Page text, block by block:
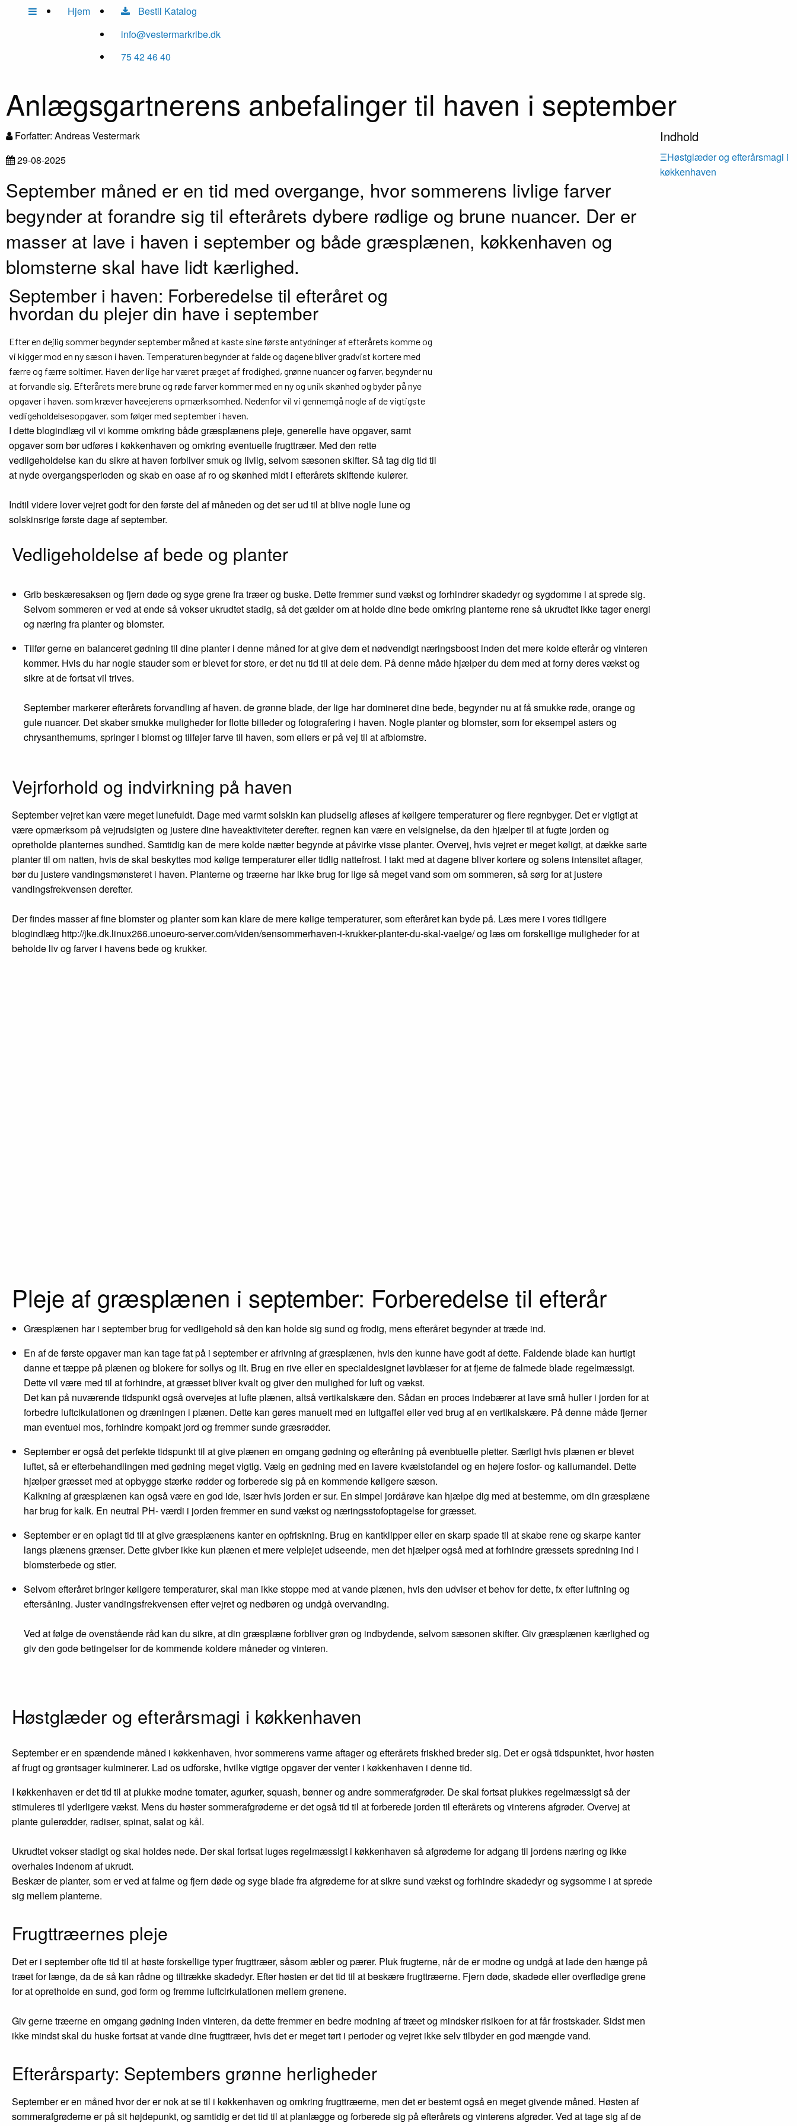
Hjem
Bestil Katalog
info@vestermarkribe.dk
75 42 46 40
Anlægsgartnerens anbefalinger til haven i september
Forfatter: Andreas Vestermark
29-08-2025
September måned er en tid med overgange, hvor sommerens livlige farver
begynder at forandre sig til efterårets dybere rødlige og brune nuancer. Der er
masser at lave i haven i september og både græsplænen, køkkenhaven og
blomsterne skal have lidt kærlighed.
September i haven: Forberedelse til efteråret og
hvordan du plejer din have i september
Efter en dejlig sommer begynder september måned at kaste sine første antydninger af efterårets komme og
vi kigger mod en ny sæson i haven. Temperaturen begynder at falde og dagene bliver gradvist kortere med
færre og færre soltimer. Haven der lige har været præget af frodighed, grønne nuancer og farver, begynder nu
at forvandle sig. Efterårets mere brune og røde farver kommer med en ny og unik skønhed og byder på nye
opgaver i haven, som kræver haveejerens opmærksomhed. Nedenfor vil vi gennemgå nogle af de vigtigste
vedligeholdelsesopgaver, som følger med september i haven.
I dette blogindlæg vil vi komme omkring både græsplænens pleje, generelle have opgaver, samt
opgaver som bør udføres i køkkenhaven og omkring eventuelle frugttræer. Med den rette
vedligeholdelse kan du sikre at haven forbliver smuk og livlig, selvom sæsonen skifter. Så tag dig tid til
at nyde overgangsperioden og skab en oase af ro og skønhed midt i efterårets skiftende kulører.
Indtil videre lover vejret godt for den første del af måneden og det ser ud til at blive nogle lune og
solskinsrige første dage af september.
Vedligeholdelse af bede og planter
Grib beskæresaksen og fjern døde og syge grene fra træer og buske. Dette fremmer sund vækst og forhindrer skadedyr og sygdomme i at sprede sig.
Selvom sommeren er ved at ende så vokser ukrudtet stadig, så det gælder om at holde dine bede omkring planterne rene så ukrudtet ikke tager energi
og næring fra planter og blomster.
Tilfør gerne en balanceret gødning til dine planter i denne måned for at give dem et nødvendigt næringsboost inden det mere kolde efterår og vinteren
kommer. Hvis du har nogle stauder som er blevet for store, er det nu tid til at dele dem. På denne måde hjælper du dem med at forny deres vækst og
sikre at de fortsat vil trives.
September markerer efterårets forvandling af haven. de grønne blade, der lige har domineret dine bede, begynder nu at få smukke røde, orange og
gule nuancer. Det skaber smukke muligheder for flotte billeder og fotografering i haven. Nogle planter og blomster, som for eksempel asters og
chrysanthemums, springer i blomst og tilføjer farve til haven, som ellers er på vej til at afblomstre.
Vejrforhold og indvirkning på haven
September vejret kan være meget lunefuldt. Dage med varmt solskin kan pludselig afløses af køligere temperaturer og flere regnbyger. Det er vigtigt at
være opmærksom på vejrudsigten og justere dine haveaktiviteter derefter. regnen kan være en velsignelse, da den hjælper til at fugte jorden og
opretholde planternes sundhed. Samtidig kan de mere kolde nætter begynde at påvirke visse planter. Overvej, hvis vejret er meget køligt, at dække sarte
planter til om natten, hvis de skal beskyttes mod kølige temperaturer eller tidlig nattefrost. I takt med at dagene bliver kortere og solens intensitet aftager,
bør du justere vandingsmønsteret i haven. Planterne og træerne har ikke brug for lige så meget vand som om sommeren, så sørg for at justere
vandingsfrekvensen derefter.
Der findes masser af fine blomster og planter som kan klare de mere kølige temperaturer, som efteråret kan byde på. Læs mere i vores tidligere
blogindlæg http://jke.dk.linux266.unoeuro-server.com/viden/sensommerhaven-i-krukker-planter-du-skal-vaelge/ og læs om forskellige muligheder for at
beholde liv og farver i havens bede og krukker.
Pleje af græsplænen i september: Forberedelse til efterår
Græsplænen har i september brug for vedligehold så den kan holde sig sund og frodig, mens efteråret begynder at træde ind.
En af de første opgaver man kan tage fat på i september er afrivning af græsplænen, hvis den kunne have godt af dette. Faldende blade kan hurtigt
danne et tæppe på plænen og blokere for sollys og ilt. Brug en rive eller en specialdesignet løvblæser for at fjerne de falmede blade regelmæssigt.
Dette vil være med til at forhindre, at græsset bliver kvalt og giver den mulighed for luft og vækst.
Det kan på nuværende tidspunkt også overvejes at lufte plænen, altså vertikalskære den. Sådan en proces indebærer at lave små huller i jorden for at
forbedre luftcikulationen og dræningen i plænen. Dette kan gøres manuelt med en luftgaffel eller ved brug af en vertikalskære. På denne måde fjerner
man eventuel mos, forhindre kompakt jord og fremmer sunde græsrødder.
September er også det perfekte tidspunkt til at give plænen en omgang gødning og efteråning på evenbtuelle pletter. Særligt hvis plænen er blevet
luftet, så er efterbehandlingen med gødning meget vigtig. Vælg en gødning med en lavere kvælstofandel og en højere fosfor- og kaliumandel. Dette
hjælper græsset med at opbygge stærke rødder og forberede sig på en kommende køligere sæson.
Kalkning af græsplænen kan også være en god ide, især hvis jorden er sur. En simpel jordårøve kan hjælpe dig med at bestemme, om din græsplæne
har brug for kalk. En neutral PH- værdi i jorden fremmer en sund vækst og næringsstofoptagelse for græsset.
September er en oplagt tid til at give græsplænens kanter en opfriskning. Brug en kantklipper eller en skarp spade til at skabe rene og skarpe kanter
langs plænens grænser. Dette givber ikke kun plænen et mere velplejet udseende, men det hjælper også med at forhindre græssets spredning ind i
blomsterbede og stier.
Selvom efteråret bringer køligere temperaturer, skal man ikke stoppe med at vande plænen, hvis den udviser et behov for dette, fx efter luftning og
eftersåning. Juster vandingsfrekvensen efter vejret og nedbøren og undgå overvanding.
Ved at følge de ovenstående råd kan du sikre, at din græsplæne forbliver grøn og indbydende, selvom sæsonen skifter. Giv græsplænen kærlighed og
giv den gode betingelser for de kommende koldere måneder og vinteren.
Høstglæder og efterårsmagi i køkkenhaven
September er en spændende måned i køkkenhaven, hvor sommerens varme aftager og efterårets friskhed breder sig. Det er også tidspunktet, hvor høsten
af frugt og grøntsager kulminerer. Lad os udforske, hvilke vigtige opgaver der venter i køkkenhaven i denne tid.
I køkkenhaven er det tid til at plukke modne tomater, agurker, squash, bønner og andre sommerafgrøder. De skal fortsat plukkes regelmæssigt så der
stimuleres til yderligere vækst. Mens du høster sommerafgrøderne er det også tid til at forberede jorden til efterårets og vinterens afgrøder. Overvej at
plante gulerødder, radiser, spinat, salat og kål.
Ukrudtet vokser stadigt og skal holdes nede. Der skal fortsat luges regelmæssigt i køkkenhaven så afgrøderne for adgang til jordens næring og ikke
overhales indenom af ukrudt.
Beskær de planter, som er ved at falme og fjern døde og syge blade fra afgrøderne for at sikre sund vækst og forhindre skadedyr og sygsomme i at sprede
sig mellem planterne.
Frugttræernes pleje
Det er i september ofte tid til at høste forskellige typer frugttræer, såsom æbler og pærer. Pluk frugterne, når de er modne og undgå at lade den hænge på
træet for længe, da de så kan rådne og tiltrække skadedyr. Efter høsten er det tid til at beskære frugttræerne. Fjern døde, skadede eller overflødige grene
for at opretholde en sund, god form og fremme luftcirkulationen mellem grenene.
Giv gerne træerne en omgang gødning inden vinteren, da dette fremmer en bedre modning af træet og mindsker risikoen for at får frostskader. Sidst men
ikke mindst skal du huske fortsat at vande dine frugttræer, hvis det er meget tørt i perioder og vejret ikke selv tilbyder en god mængde vand.
Efterårsparty: Septembers grønne herligheder
September er en måned hvor der er nok at se til i køkkenhaven og omkring frugttræerne, men det er bestemt også en meget givende måned. Høsten af
sommerafgrøderne er på sit højdepunkt, og samtidig er det tid til at planlægge og forberede sig på efterårets og vinterens afgrøder. Ved at tage sig af de
Indhold
ΞHøstglæder og efterårsmagi i
køkkenhaven